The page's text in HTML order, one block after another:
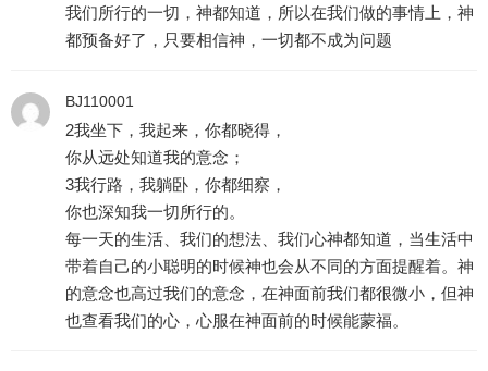
我们所行的一切，神都知道，所以在我们做的事情上，神
都预备好了，只要相信神，一切都不成为问题
BJ110001
2我坐下，我起来，你都晓得，
你从远处知道我的意念；
3我行路，我躺卧，你都细察，
你也深知我一切所行的。
每一天的生活、我们的想法、我们心神都知道，当生活中
带着自己的小聪明的时候神也会从不同的方面提醒着。神
的意念也高过我们的意念，在神面前我们都很微小，但神
也查看我们的心，心服在神面前的时候能蒙福。